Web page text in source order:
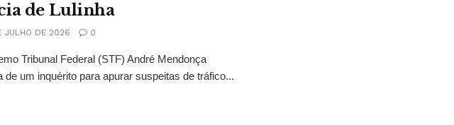
de Lulinha
JULHO DE 2026 0
Tribunal Federal (STF) André Mendonça
de um inquérito para apurar suspeitas de tráfico...